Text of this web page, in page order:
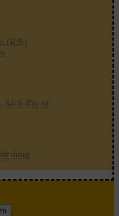
(R:R)
Sách đầu tư
dụng